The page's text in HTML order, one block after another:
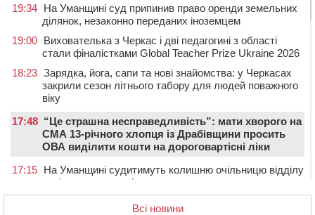
19:34 На Уманщині суд припинив право оренди земельних
ділянок, незаконно переданих іноземцем
19:00 Вихователька з Черкас і дві педагогині з області
стали фіналістками Global Teacher Prize Ukraine 2026
18:23 Зарядка, йога, сапи та нові знайомства: у Черкасах
закрили сезон літнього табору для людей поважного
віку
17:48 “Це страшна несправедливість”: мати хворого на
СМА 13-річного хлопця із Драбівщини просить
ОВА виділити кошти на дороговартісні ліки
17:15 На Уманщині судитимуть колишню очільницю відділу
освіти через закупівлю електрики за завищеною
ціною
Всі новини